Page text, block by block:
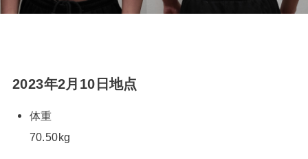
2023年2月10日地点
体重
70.50kg